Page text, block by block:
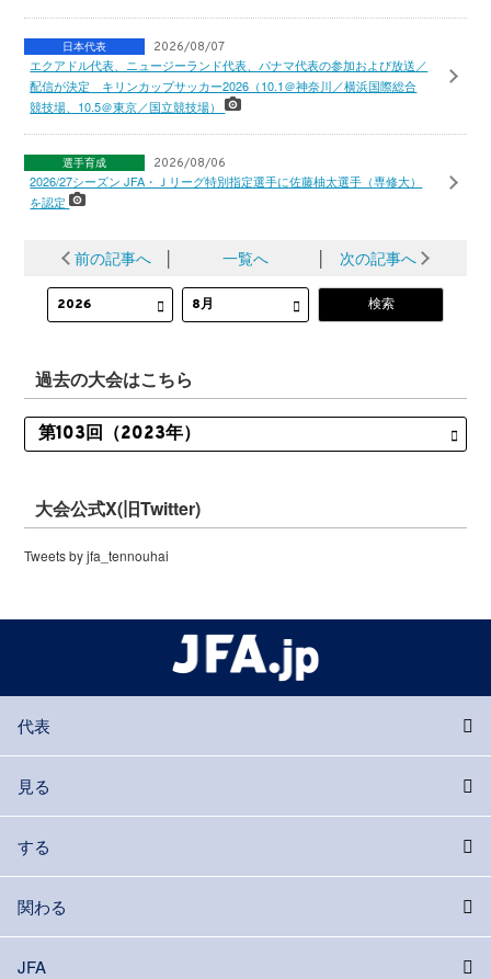
日本代表 2026/08/07
エクアドル代表、ニュージーランド代表、パナマ代表の参加および放送／
配信が決定 キリンカップサッカー2026（10.1＠神奈川／横浜国際総合
競技場、10.5＠東京／国立競技場）
選手育成 2026/08/06
2026/27シーズン JFA・Ｊリーグ特別指定選手に佐藤柚太選手（専修大）
を認定
前の記事へ │ 一覧へ │ 次の記事へ
過去の大会はこちら
大会公式X(旧Twitter)
Tweets by jfa_tennouhai
代表
見る
する
関わる
JFA